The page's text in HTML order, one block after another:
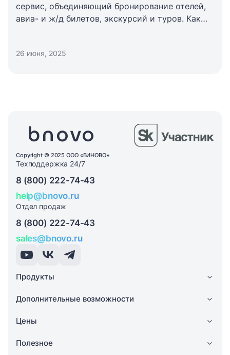
сервис, объединяющий бронирование отелей,
авиа- и ж/д билетов, экскурсий и туров. Как
способы продвижения помогают отелям
26 июня, 2025
Copyright © 2025 ООО «БИНОВО»
Техподдержка 24/7
8 (800) 222-74-43
help@bnovo.ru
Отдел продаж
8 (800) 222-74-43
sales@bnovo.ru
Продукты
Дополнительные возможности
Цены
Полезное